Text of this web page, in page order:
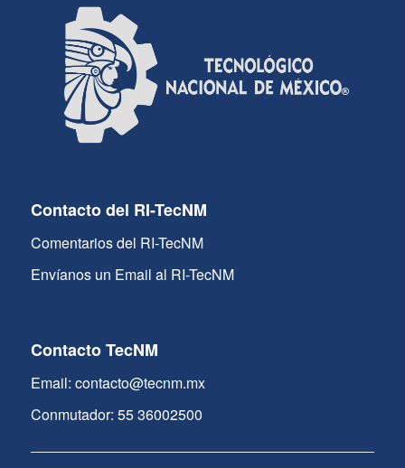
Contacto del RI-TecNM
Comentarios del RI-TecNM
Envíanos un Email al RI-TecNM
Contacto TecNM
Email: contacto@tecnm.mx
Conmutador: 55 36002500